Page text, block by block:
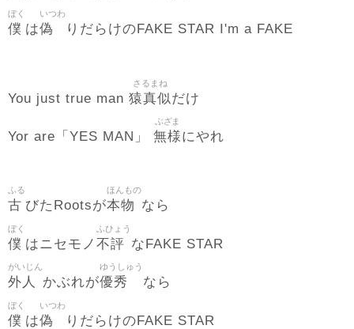
僕
ぼく
は偽
いつわ
りだらけのFAKE STAR I'm a FAKE
You just true man 猿真似
さるまね
だけ
Yor are「YES MAN」 無様
ぶざま
にやれ
古
ふる
びたRootsが本物
ほんもの
なら
僕
ぼく
はニセモノ 不評
ふひょう
なFAKE STAR
外人
がいじん
かぶれが優秀
ゆうしゅう
なら
僕
ぼく
は偽
いつわ
りだらけのFAKE STAR